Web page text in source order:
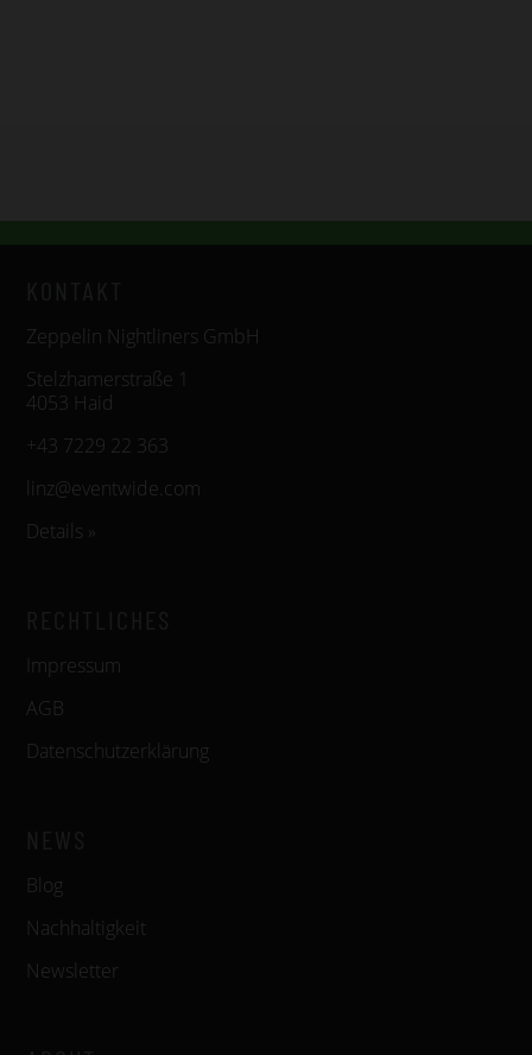
Zeppelin Nightliners GmbH
Stelzhamerstraße 1
4053 Haid
+43 7229 22 363
linz@eventwide.com
Details »
Impressum
AGB
Datenschutzerklärung
Blog
Nachhaltigkeit
Newsletter